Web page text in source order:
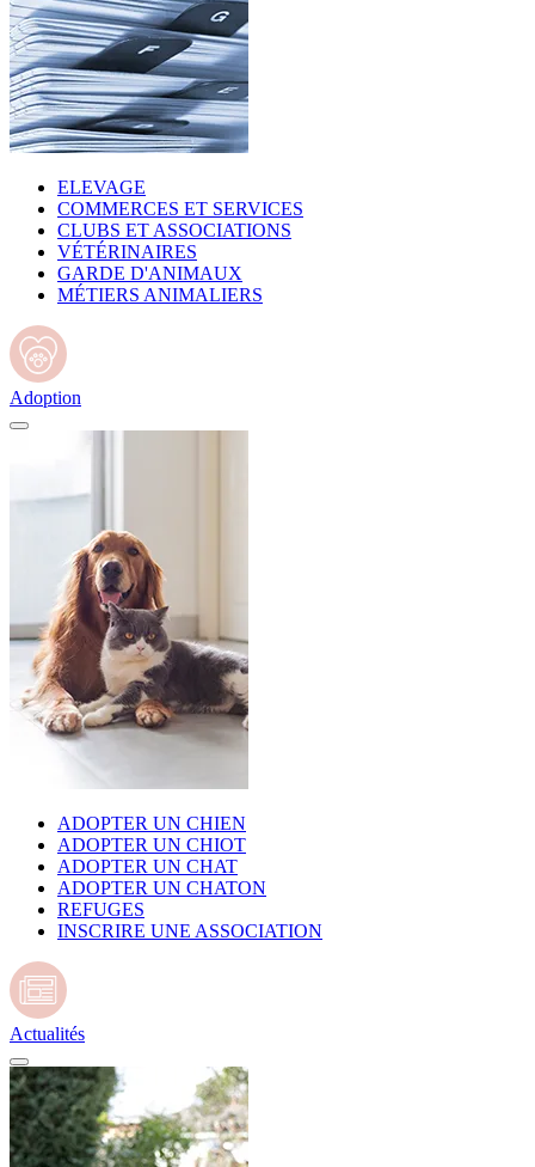
ELEVAGE
COMMERCES ET SERVICES
CLUBS ET ASSOCIATIONS
VÉTÉRINAIRES
GARDE D'ANIMAUX
MÉTIERS ANIMALIERS
Adoption
ADOPTER UN CHIEN
ADOPTER UN CHIOT
ADOPTER UN CHAT
ADOPTER UN CHATON
REFUGES
INSCRIRE UNE ASSOCIATION
Actualités